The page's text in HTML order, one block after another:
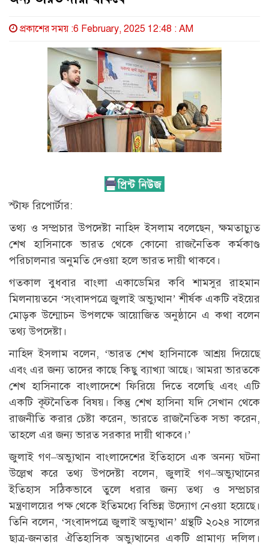
প্রকাশের সময় :6 February, 2025 12:48 : AM
স্টাফ রিপোর্টার:
তথ্য ও সম্প্রচার উপদেষ্টা নাহিদ ইসলাম বলেছেন, ক্ষমতাচ্যুত
শেখ হাসিনাকে ভারত থেকে কোনো রাজনৈতিক কর্মকাণ্ড
পরিচালনার অনুমতি দেওয়া হলে ভারত দায়ী থাকবে।
গতকাল বুধবার বাংলা একাডেমির কবি শামসুর রাহমান
মিলনায়তনে ‘সংবাদপত্রে জুলাই অভ্যুত্থান’ শীর্ষক একটি বইয়ের
মোড়ক উন্মোচন উপলক্ষে আয়োজিত অনুষ্ঠানে এ কথা বলেন
তথ্য উপদেষ্টা।
নাহিদ ইসলাম বলেন, ‘ভারত শেখ হাসিনাকে আশ্রয় দিয়েছে
এবং এর জন্য তাদের কাছে কিছু ব্যাখ্যা আছে। আমরা ভারতকে
শেখ হাসিনাকে বাংলাদেশে ফিরিয়ে দিতে বলেছি এবং এটি
একটি কূটনৈতিক বিষয়। কিন্তু শেখ হাসিনা যদি সেখান থেকে
রাজনীতি করার চেষ্টা করেন, ভারতে রাজনৈতিক সভা করেন,
তাহলে এর জন্য ভারত সরকার দায়ী থাকবে।’
জুলাই গণ–অভ্যুত্থান বাংলাদেশের ইতিহাসে এক অনন্য ঘটনা
উল্লেখ করে তথ্য উপদেষ্টা বলেন, জুলাই গণ–অভ্যুত্থানের
ইতিহাস সঠিকভাবে তুলে ধরার জন্য তথ্য ও সম্প্রচার
মন্ত্রণালয়ের পক্ষ থেকে ইতিমধ্যে বিভিন্ন উদ্যোগ নেওয়া হয়েছে।
তিনি বলেন, ‘সংবাদপত্রে জুলাই অভ্যুত্থান’ গ্রন্থটি ২০২৪ সালের
ছাত্র-জনতার ঐতিহাসিক অভ্যুত্থানের একটি প্রামাণ্য দলিল।